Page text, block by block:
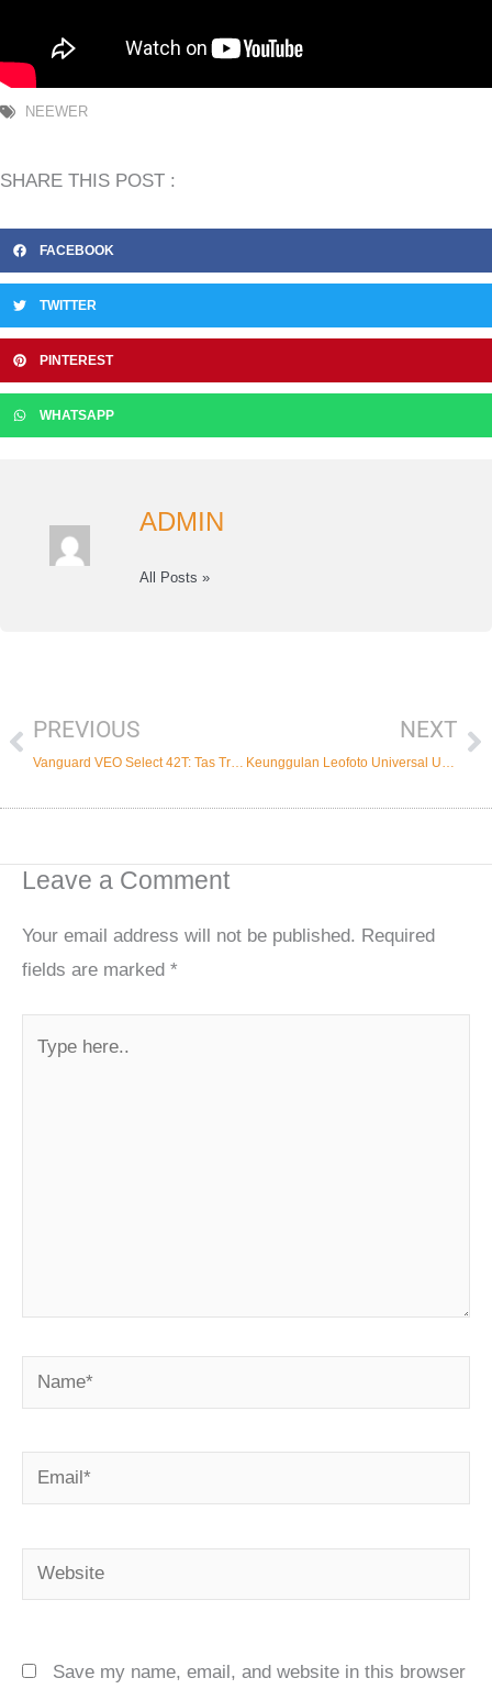
NEEWER
SHARE THIS POST :
FACEBOOK
TWITTER
PINTEREST
WHATSAPP
ADMIN
All Posts »
PrevPREVIOUS NEXT
Leave a Comment
Your email address will not be published. Required
fields are marked *
here..
Name*
Email*
Website
Save my name, email, and website in this browser